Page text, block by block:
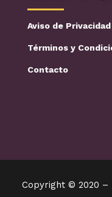
Aviso de Privacidad
Términos y
Contacto
Copyright © 2020 –